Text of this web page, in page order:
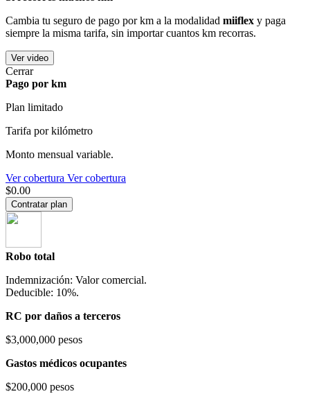
Cambia tu seguro de pago por km a la modalidad miiflex y paga
siempre la misma tarifa, sin importar cuantos km recorras.
Ver video
Cerrar
Pago por km
Plan limitado
Tarifa por kilómetro
Monto mensual variable.
Ver cobertura Ver cobertura
$0.00
Contratar plan
Robo total
Indemnización: Valor comercial.
Deducible: 10%.
RC por daños a terceros
$3,000,000 pesos
Gastos médicos ocupantes
$200,000 pesos